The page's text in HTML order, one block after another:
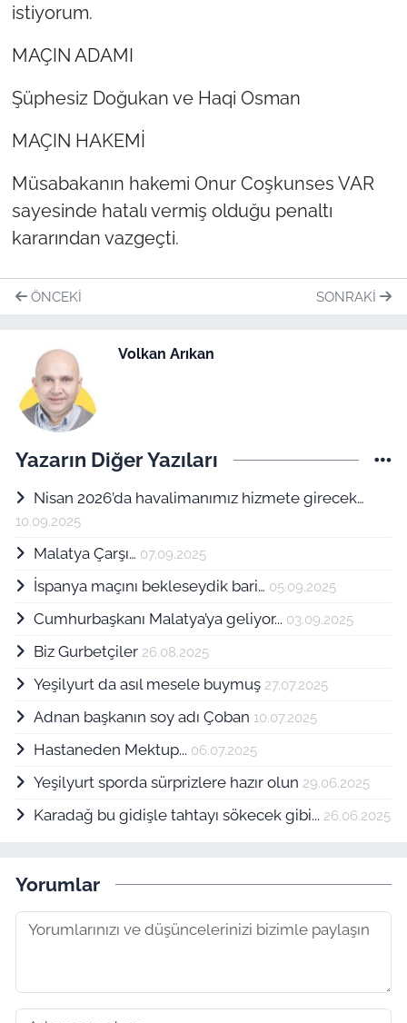
istiyorum.
MAÇIN ADAMI
Şüphesiz Doğukan ve Haqi Osman
MAÇIN HAKEMİ
Müsabakanın hakemi Onur Coşkunses VAR
sayesinde hatalı vermiş olduğu penaltı
kararından vazgeçti.
ÖNCEKI SONRAKI
Volkan Arıkan
Yazarın Diğer Yazıları
Nisan 2026’da havalimanımız hizmete girecek…
10.09.2025
Malatya Çarşı… 07.09.2025
İspanya maçını bekleseydik bari… 05.09.2025
Cumhurbaşkanı Malatya’ya geliyor... 03.09.2025
Biz Gurbetçiler 26.08.2025
Yeşilyurt da asıl mesele buymuş 27.07.2025
Adnan başkanın soy adı Çoban 10.07.2025
Hastaneden Mektup... 06.07.2025
Yeşilyurt sporda sürprizlere hazır olun 29.06.2025
Karadağ bu gidişle tahtayı sökecek gibi... 26.06.2025
Yorumlar